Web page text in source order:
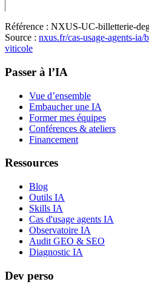
Référence : NXUS-UC-billetterie-
Source : nxus.fr/cas-usage-agents-ia/
viticole
Passer à l’IA
Vue d’ensemble
Embaucher une IA
Former mes équipes
Conférences & ateliers
Financement
Ressources
Blog
Outils IA
Skills IA
Cas d'usage agents IA
Observatoire IA
Audit GEO & SEO
Diagnostic IA
Dev perso